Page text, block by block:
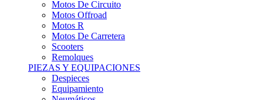
Motos R
Motos De Carretera
Scooters
Remolques
PIEZAS Y EQUIPACIONES
Despieces
Equipamiento
Neumáticos
ANUNCIOS DE COMPRA